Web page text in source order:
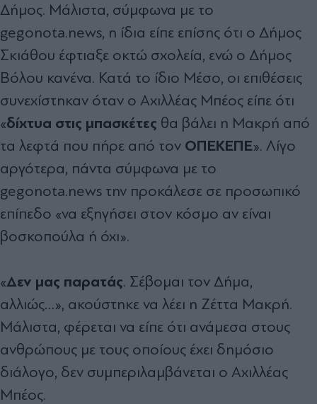
Δήμος. Μάλιστα, σύμφωνα με το
gegonota.news, η ίδια είπε επίσης ότι ο Δήμος
Σκιάθου έφτιαξε οκτώ σχολεία, ενώ ο Δήμος
Βόλου κανένα. Κατά το ίδιο Μέσο, οι επιθέσεις
συνεχίστηκαν όταν ο Αχιλλέας Μπέος είπε ότι
«δίχτυα στις μπασκέτες θα βάλει η Μακρή από
τα λεφτά που πήρε από τον ΟΠΕΚΕΠΕ». Λίγο
αργότερα, πάντα σύμφωνα με το
gegonota.news την προκάλεσε σε προσωπικό
επίπεδο «να εξηγήσει στον κόσμο αν είναι
βοσκοπούλα ή όχι».
«Δεν μας παρατάς. Σέβομαι τον Δήμα,
αλλιώς…», ακούστηκε να λέει η Ζέττα Μακρή.
Μάλιστα, φέρεται να είπε ότι ανάμεσα στους
ανθρώπους με τους οποίους έχει δημόσιο
διάλογο, δεν συμπεριλαμβάνεται ο Αχιλλέας
Μπέος.